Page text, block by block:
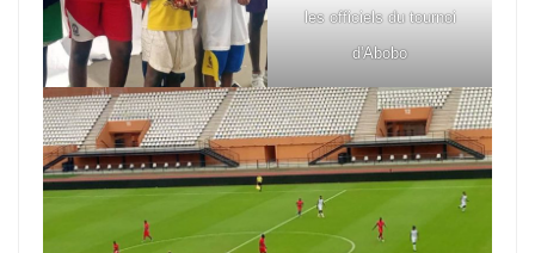
les officiels du tournoi
d'Abobo